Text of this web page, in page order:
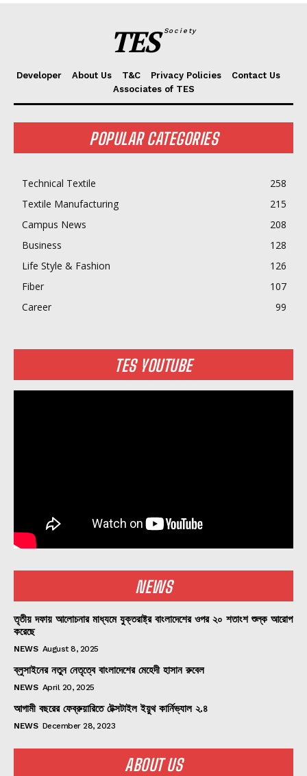
TES Society
Developer About Us T&C Privacy Policies
Contact Us
Associates of TES
POPULAR CATEGORIES
Technical Textile
258
Textile Manufacturing
215
Campus News
208
Business
128
Life Style & Fashion
126
Fiber
107
Career
99
TES YOUTUBE
NEWS
তৃতীয় দফায় আলোচনার মাধ্যমে যুক্তরাষ্ট্র বাংলাদেশের ওপর ২০ শতাংশ শুল্ক আরোপ
করেছে
NEWS August 8, 2025
ব্লুসাইনের নতুন নেতৃত্বে বাংলাদেশের মেহেদী হাসান রুবেল
NEWS April 20, 2025
আগামী বছরের ফেব্রুয়ারিতে টেক্সটাইল ইয়ুথ কার্নিভ্যাল ২.৪
NEWS December 28, 2023
ABOUT US